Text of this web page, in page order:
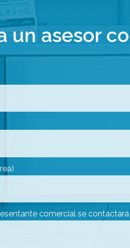
un asesor
comercial se